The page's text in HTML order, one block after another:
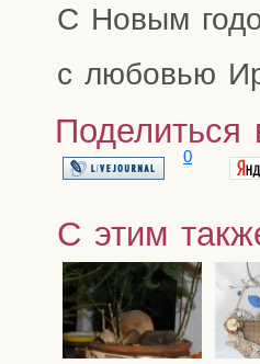
С Новым
с любо­вью
Поделиться
0
С этим